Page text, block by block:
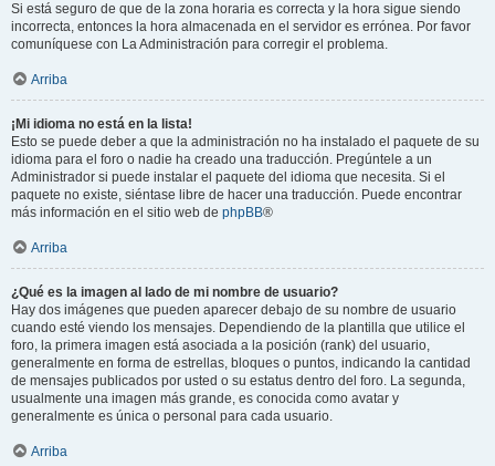
Si está seguro de que de la zona horaria es correcta y la hora sigue siendo
incorrecta, entonces la hora almacenada en el servidor es errónea. Por favor
comuníquese con La Administración para corregir el problema.
Arriba
¡Mi idioma no está en la lista!
Esto se puede deber a que la administración no ha instalado el paquete de su
idioma para el foro o nadie ha creado una traducción. Pregúntele a un
Administrador si puede instalar el paquete del idioma que necesita. Si el
paquete no existe, siéntase libre de hacer una traducción. Puede encontrar
más información en el sitio web de phpBB®
Arriba
¿Qué es la imagen al lado de mi nombre de usuario?
Hay dos imágenes que pueden aparecer debajo de su nombre de usuario
cuando esté viendo los mensajes. Dependiendo de la plantilla que utilice el
foro, la primera imagen está asociada a la posición (rank) del usuario,
generalmente en forma de estrellas, bloques o puntos, indicando la cantidad
de mensajes publicados por usted o su estatus dentro del foro. La segunda,
usualmente una imagen más grande, es conocida como avatar y
generalmente es única o personal para cada usuario.
Arriba